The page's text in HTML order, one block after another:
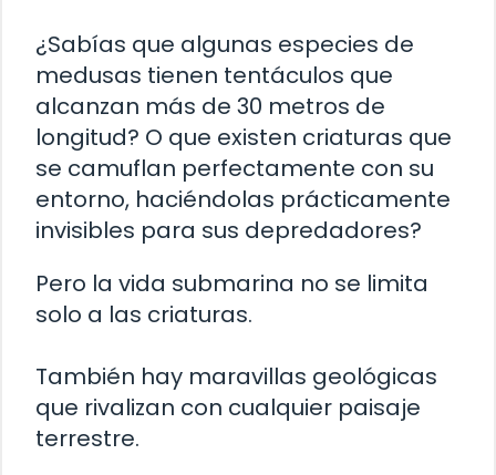
¿Sabías que algunas especies de
medusas tienen tentáculos que
alcanzan más de 30 metros de
longitud? O que existen criaturas que
se camuflan perfectamente con su
entorno, haciéndolas prácticamente
invisibles para sus depredadores?
Pero la vida submarina no se limita
solo a las criaturas.
También hay maravillas geológicas
que rivalizan con cualquier paisaje
terrestre.